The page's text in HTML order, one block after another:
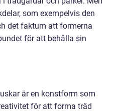
som exempelvis den
det faktum att formerna
för att behålla sin
är en konstform som
för att forma träd